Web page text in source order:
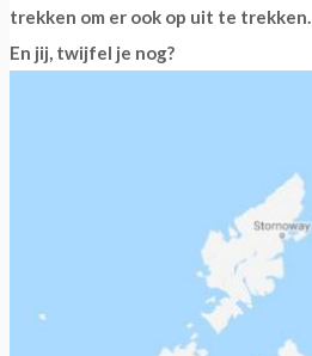
trekken om er ook op uit te trekken.
En jij, twijfel je nog?